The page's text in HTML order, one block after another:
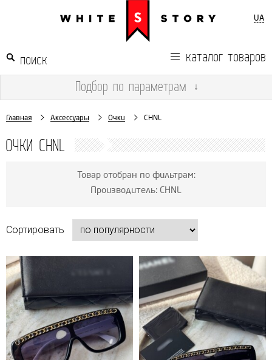
UA
каталог товаров
Подбор по параметрам ↓
Главная Аксессуары Очки CHNL
ОЧКИ CHNL
Товар отобран по фильтрам:
Производитель: CHNL
Сортировать